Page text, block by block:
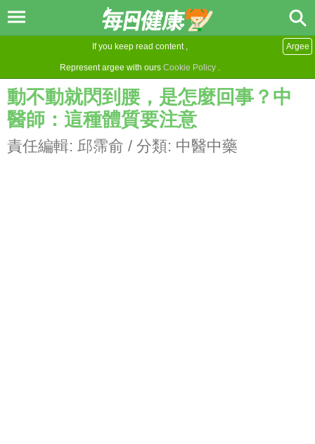
If you keep read content ,
Represent argee with ours Cookie Policy .
Argee
動不動就閃到腰，是怎麼回事？中
醫師：這種體質要注意
責任編輯: 邱霈俞 / 分類: 中醫中藥